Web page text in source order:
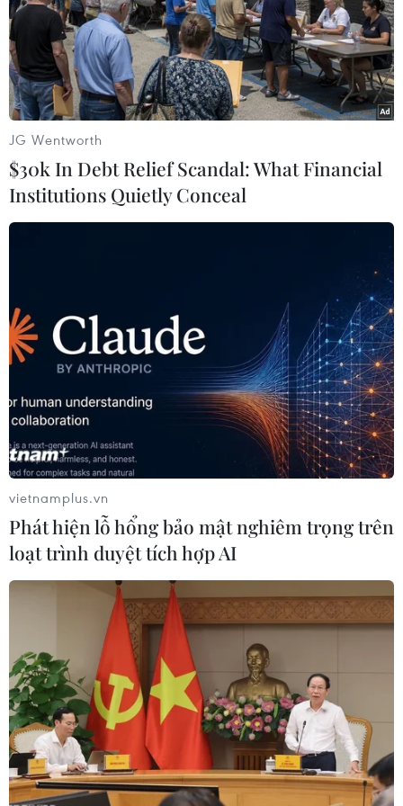
Quốc hội Hy Lạp đã lùi thời gian bỏ phiếu thông qua
thỏa thuận giữa nước này với quốc gia láng giềng
Macedonia về việc đổi tên nước Macedonia thành
Cộng hòa Bắc Macedonia.
Macedonia và đại diện các nước ký nghị
định thư gia nhập NATO
06/02/2019 11:55
JG Wentworth
$30k In Debt Relief Scandal: What Financial
Institutions Quietly Conceal
vietnamplus.vn
Phát hiện lỗ hổng bảo mật nghiêm trọng trên
loạt trình duyệt tích hợp AI